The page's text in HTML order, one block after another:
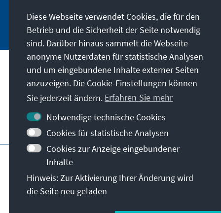
Jetzt abonnieren
Anschrift
Kontakt
Besuchen Sie auch
Hauptseite der KAS Impressum
Datenschutz
Nutzungsbedingungen
Erklärung zur Barrierefreiheit
Barriere melden
Allg. Geschäftsbedingungen
© Konrad-Adenauer-Stiftung e.V. 2026
Diese Webseite verwendet Cookies, die für den
Betrieb und die Sicherheit der Seite notwendig
sind. Darüber hinaus sammelt die Webseite
anonyme Nutzerdaten für statistische Analysen
und um eingebundene Inhalte externer Seiten
anzuzeigen. Die Cookie-Einstellungen können
Sie jederzeit ändern. Erfahren Sie mehr
Notwendige technische Cookies
Cookies für statistische Analysen
Cookies zur Anzeige eingebundener
Inhalte
Hinweis: Zur Aktivierung Ihrer Änderung wird
die Seite neu geladen